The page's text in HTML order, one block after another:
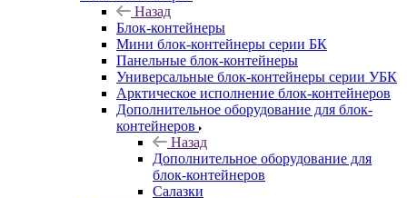
Назад
Блок-контейнеры
Мини блок-контейнеры серии БК
Панельные блок-контейнеры
Универсальные блок-контейнеры серии УБК
Арктическое исполнение блок-контейнеров
Дополнительное оборудование для блок-
контейнеров
Назад
Дополнительное оборудование для
блок-контейнеров
Салазки